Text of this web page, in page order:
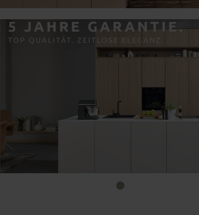
Bildergalerie überspringen